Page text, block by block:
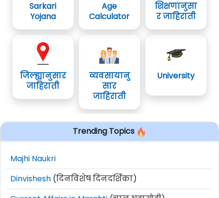
Sarkari
Yojana
Age
Calculator
शिक्षणानुसा
र जाहिराती
जिल्ह्यानुसार
जाहिराती
व्यवसायानु
सार
जाहिराती
University
Trending Topics
Majhi Naukri
Dinvishesh (दिनविशेष दिनदर्शिका)